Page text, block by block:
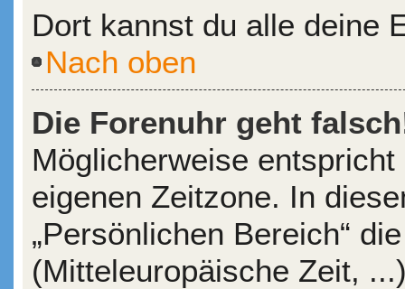
Dort kannst du alle deine
Nach oben
Die Forenuhr geht
Möglicherweise
eigenen Zeitzone. In
„Persönlichen Bereich“
(Mitteleuropäische Zeit,